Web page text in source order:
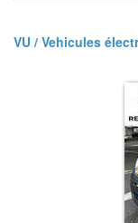
VU / Vehicules